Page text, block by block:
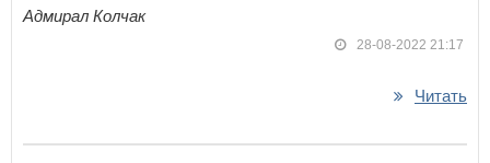
Адмирал Колчак
28-08-2022 21:17
Читать